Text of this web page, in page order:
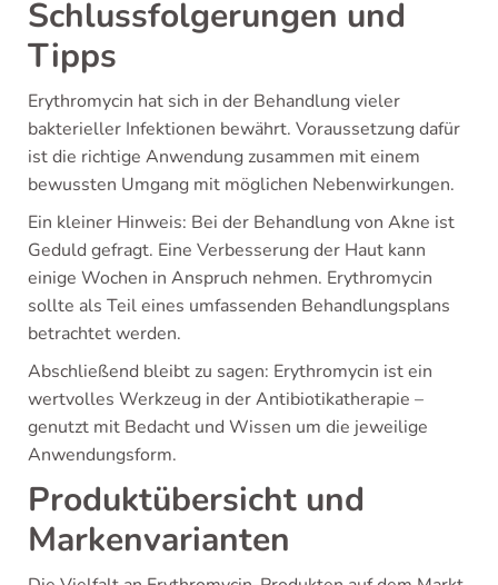
Schlussfolgerungen und
Tipps
Erythromycin hat sich in der Behandlung vieler
bakterieller Infektionen bewährt. Voraussetzung dafür
ist die richtige Anwendung zusammen mit einem
bewussten Umgang mit möglichen Nebenwirkungen.
Ein kleiner Hinweis: Bei der Behandlung von Akne ist
Geduld gefragt. Eine Verbesserung der Haut kann
einige Wochen in Anspruch nehmen. Erythromycin
sollte als Teil eines umfassenden Behandlungsplans
betrachtet werden.
Abschließend bleibt zu sagen: Erythromycin ist ein
wertvolles Werkzeug in der Antibiotikatherapie –
genutzt mit Bedacht und Wissen um die jeweilige
Anwendungsform.
Produktübersicht und
Markenvarianten